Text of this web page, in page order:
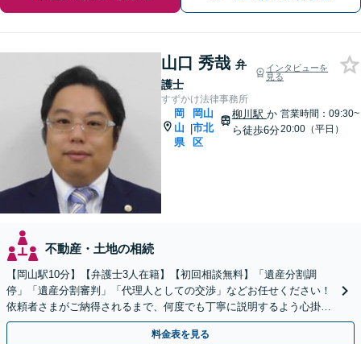
山口 秀哉 弁
護士
インタビューを
見る
すずかけ法律事務所
岡
山
県
|
岡山
市北
区
柳川駅 か
ら徒歩6分
営業時間：09:30~
20:00（平日）
不動産・土地の相続
【岡山駅10分】【弁護士3人在籍】【初回相談無料】「遺産分割調
停」「遺産分割審判」「代理人としての交渉」などお任せください！
依頼者さまがご納得されるまで、何度でも丁寧に説明するよう心掛け
ています【土日祝／夜間対応可】【当日／電話相談可】
料金表を見る